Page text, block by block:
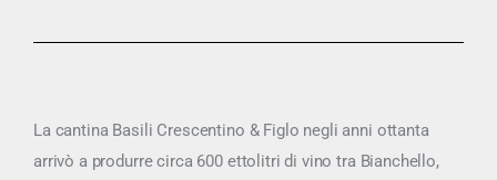
La cantina Basili Crescentino & Figlo negli anni ottanta
arrivò a produrre circa 600 ettolitri di vino tra Bianchello,